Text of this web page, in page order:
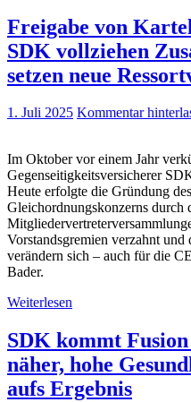
Freigabe von
SDK vollziehen
setzen neue
1. Juli 2025 Kommentar
Im Oktober vor einem Jahr
Gegenseitigkeitsversicherer
Heute erfolgte die Gründung
Gleichordnungskonzerns durch
Vorstandsgremien verzahnt
verändern sich – auch für die
Bader.
Weiterlesen
SDK kommt
näher, hohe
aufs Ergebnis